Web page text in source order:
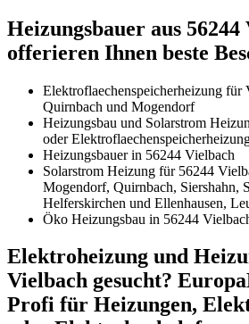
Heizungsbauer aus
offerieren Ihnen beste
Elektroflaechenspeicherheizung für
Quirnbach und Mogendorf
Heizungsbau und Solarstrom
oder
Heizungsbauer in 56244 Vielbach
Solarstrom Heizung für 56244
Mogendorf, Quirnbach, Siershahn,
Helferskirchen und Ellenhausen,
Öko Heizungsbau in 56244
Elektroheizung und
Vielbach gesucht?
Profi für Heizungen,